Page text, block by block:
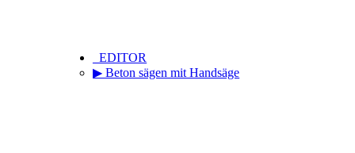
_EDITOR
▶ Beton sägen mit Handsäge